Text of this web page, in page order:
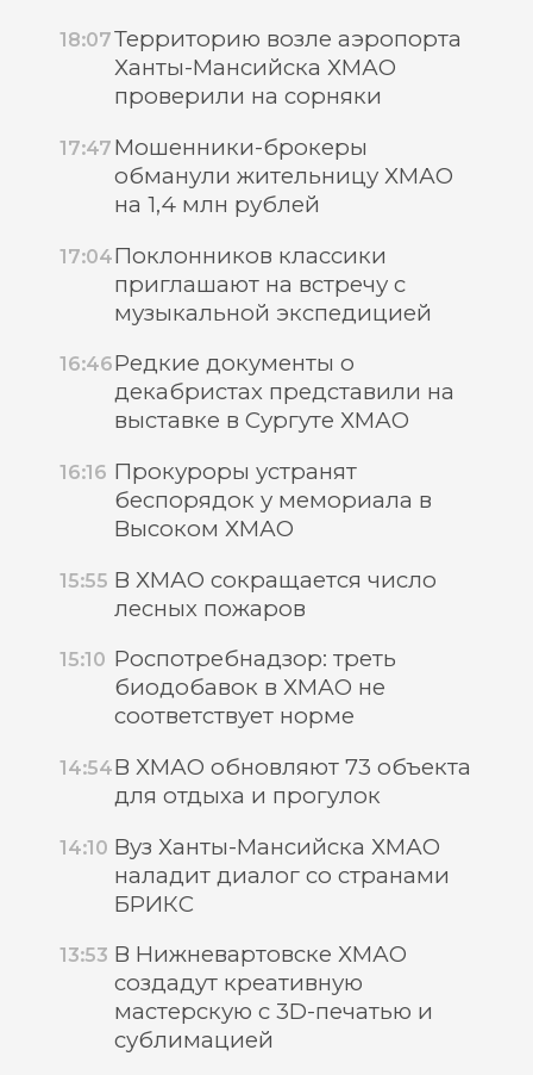
18:07Территорию возле аэропорта
Ханты-Мансийска ХМАО
проверили на сорняки
17:47 Мошенники-брокеры
обманули жительницу ХМАО
на 1,4 млн рублей
17:04Поклонников классики
приглашают на встречу с
музыкальной экспедицией
16:46Редкие документы о
декабристах представили на
выставке в Сургуте ХМАО
16:16 Прокуроры устранят
беспорядок у мемориала в
Высоком ХМАО
15:55 В ХМАО сокращается число
лесных пожаров
15:10 Роспотребнадзор: треть
биодобавок в ХМАО не
соответствует норме
14:54В ХМАО обновляют 73 объекта
для отдыха и прогулок
14:10 Вуз Ханты-Мансийска ХМАО
наладит диалог со странами
БРИКС
13:53 В Нижневартовске ХМАО
создадут креативную
мастерскую с 3D-печатью и
сублимацией